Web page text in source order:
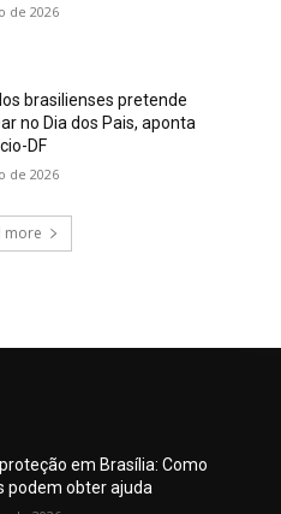
de 2026
brasilienses pretende
no Dia dos Pais, aponta
DF
de 2026
more
em Brasília: Como
podem obter ajuda